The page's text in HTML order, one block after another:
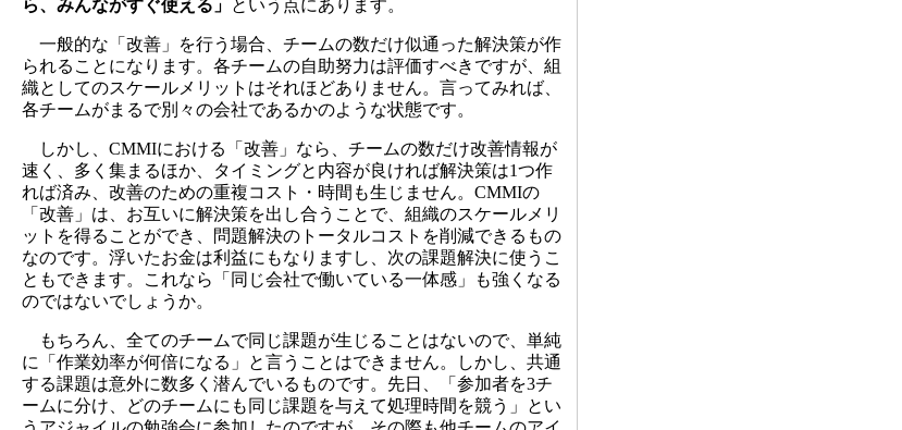
ら、みんながすぐ使える」 という点にあります。
一般的な「改善」を行う場合、チームの数だけ似通った解決策が作
られることになります。各チームの自助努力は評価すべきですが、組
織としてのスケールメリットはそれほどありません。言ってみれば、
各チームがまるで別々の会社であるかのような状態です。
しかし、CMMIにおける「改善」なら、チームの数だけ改善情報が
速く、多く集まるほか、タイミングと内容が良ければ解決策は1つ作
れば済み、改善のための重複コスト・時間も生じません。CMMIの
「改善」は、お互いに解決策を出し合うことで、組織のスケールメリ
ットを得ることができ、問題解決のトータルコストを削減できるもの
なのです。浮いたお金は利益にもなりますし、次の課題解決に使うこ
ともできます。これなら「同じ会社で働いている一体感」も強くなる
のではないでしょうか。
もちろん、全てのチームで同じ課題が生じることはないので、単純
に「作業効率が何倍になる」と言うことはできません。しかし、共通
する課題は意外に数多く潜んでいるものです。先日、「参加者を3チ
ームに分け、どのチームにも同じ課題を与えて処理時間を競う」とい